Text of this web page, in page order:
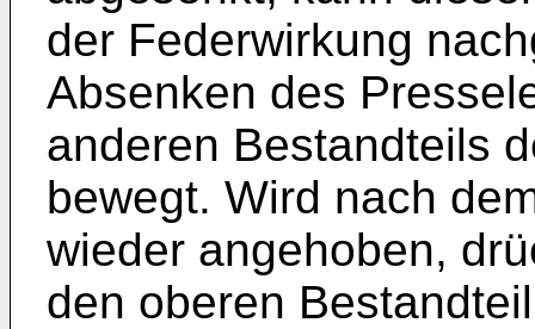
der Federwirkung
Absenken des
anderen Bestandteils
bewegt. Wird nach
wieder angehoben,
den oberen